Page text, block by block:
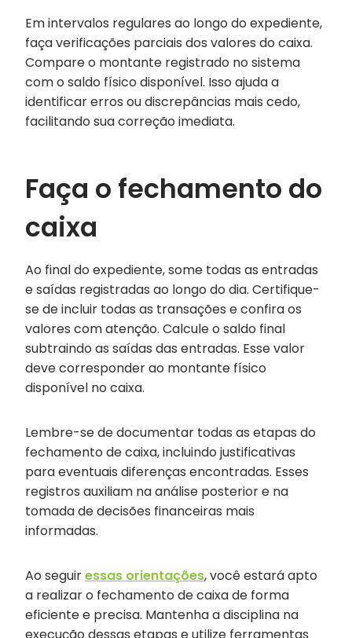
Em intervalos regulares ao longo do expediente,
faça verificações parciais dos valores do caixa.
Compare o montante registrado no sistema
com o saldo físico disponível. Isso ajuda a
identificar erros ou discrepâncias mais cedo,
facilitando sua correção imediata.
Faça o fechamento do
caixa
Ao final do expediente, some todas as entradas
e saídas registradas ao longo do dia. Certifique-
se de incluir todas as transações e confira os
valores com atenção. Calcule o saldo final
subtraindo as saídas das entradas. Esse valor
deve corresponder ao montante físico
disponível no caixa.
Lembre-se de documentar todas as etapas do
fechamento de caixa, incluindo justificativas
para eventuais diferenças encontradas. Esses
registros auxiliam na análise posterior e na
tomada de decisões financeiras mais
informadas.
Ao seguiressas orientações, você estará apto
a realizar o fechamento de caixa de forma
eficiente e precisa. Mantenha a disciplina na
execução dessas etapas e utilize ferramentas